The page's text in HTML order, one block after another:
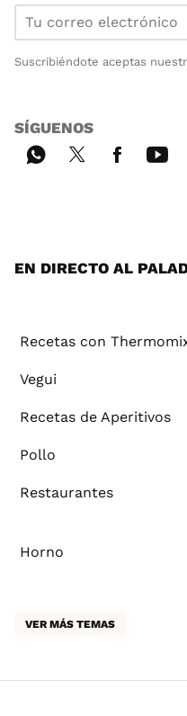
Suscribiéndote aceptas
SÍGUENOS
EN DIRECTO AL
Recetas con
Vegui
Recetas de Aperitivos
Pollo
Restaurantes
Horno
VER MÁS TEMAS